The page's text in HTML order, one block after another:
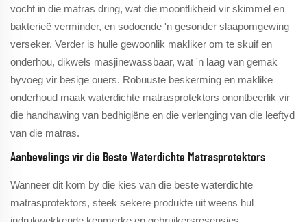
vocht in die matras dring, wat die moontlikheid vir skimmel en
bakterieë verminder, en sodoende 'n gesonder slaapomgewing
verseker. Verder is hulle gewoonlik makliker om te skuif en
onderhou, dikwels masjinewassbaar, wat 'n laag van gemak
byvoeg vir besige ouers. Robuuste beskerming en maklike
onderhoud maak waterdichte matrasprotektors onontbeerlik vir
die handhawing van bedhigiëne en die verlenging van die leeftyd
van die matras.
Aanbevelings vir die Beste Waterdichte Matrasprotektors
Wanneer dit kom by die kies van die beste waterdichte
matrasprotektors, steek sekere produkte uit weens hul